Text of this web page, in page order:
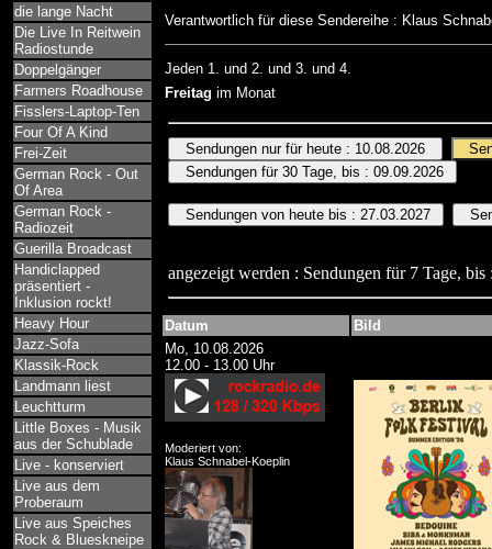
die lange Nacht
Die Live In Reitwein
Radiostunde
Doppelgänger
Farmers Roadhouse
Fisslers-Laptop-Ten
Four Of A Kind
Frei-Zeit
German Rock - Out
Of Area
German Rock -
Radiozeit
Guerilla Broadcast
Handiclapped
präsentiert -
Inklusion rockt!
Heavy Hour
Jazz-Sofa
Klassik-Rock
Landmann liest
Leuchtturm
Little Boxes - Musik
aus der Schublade
Live - konserviert
Live aus dem
Proberaum
Live aus Speiches
Rock & Blueskneipe
Verantwortlich für diese Sendereihe : Klaus
Jeden 1. und 2. und 3. und 4.
Freitag im Monat
angezeigt werden : Sendungen für 7 Tage, bis
Datum
Bild
Mo, 10.08.2026
12.00 - 13.00 Uhr
Moderiert von:
Klaus Schnabel-Koeplin